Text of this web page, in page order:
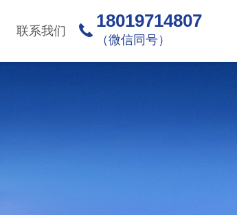
联系我们 18019714807
（微信同号）